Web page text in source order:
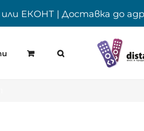
или ЕКОНТ | Доставка до